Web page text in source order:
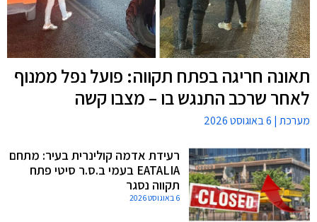
תאונה חריגה בפתח תקווה: פועל נפל ממנוף
לאחר שרכב התנגש בו – מצבו קשה
מערכת
רעידת אדמה קולינרית בעיר: מתחם
EATALIA בעמי ב.ס.ר סיטי פתח
תקווה נסגר
6 באוגוסט 2026